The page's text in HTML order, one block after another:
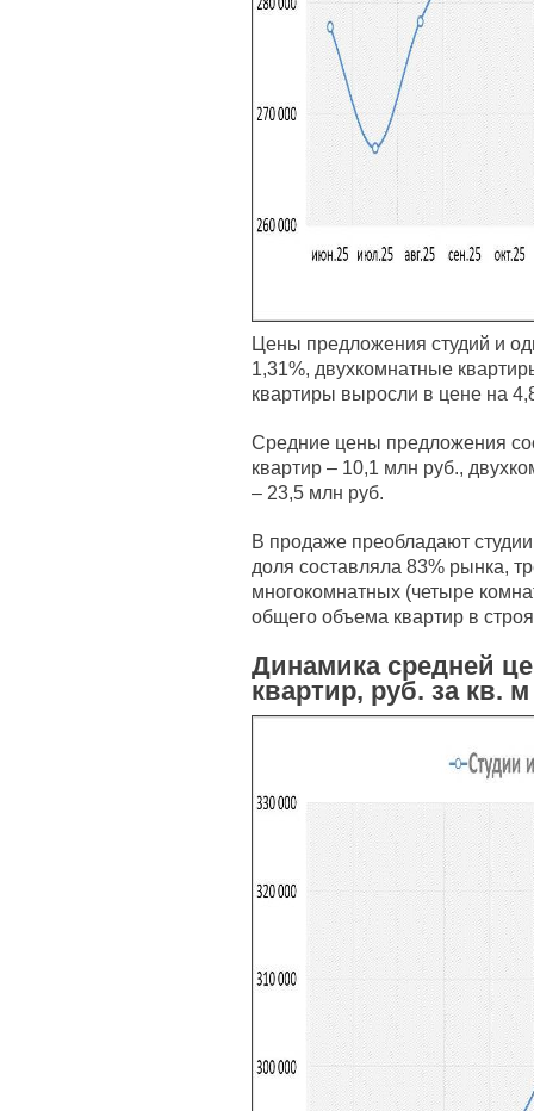
Цены предложения студий и
1,31%, двухкомнатные
квартиры выросли в цене на
Средние цены предложения
квартир – 10,1 млн руб.,
– 23,5 млн руб.
В продаже преобладают
доля составляла 83% рынка,
многокомнатных (четыре
общего объема квартир в
Динамика средней
квартир, руб. за кв. м